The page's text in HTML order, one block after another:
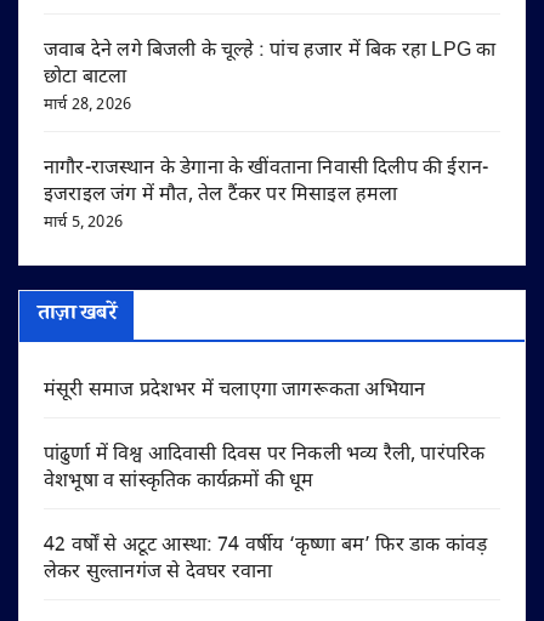
जवाब देने लगे बिजली के चूल्हे : पांच हजार में बिक रहा LPG का
छोटा बाटला
मार्च 28, 2026
नागौर-राजस्थान के डेगाना के खींवताना निवासी दिलीप की ईरान-
इजराइल जंग में मौत, तेल टैंकर पर मिसाइल हमला
मार्च 5, 2026
ताज़ा खबरें
मंसूरी समाज प्रदेशभर में चलाएगा जागरूकता अभियान
पांढुर्णा में विश्व आदिवासी दिवस पर निकली भव्य रैली, पारंपरिक
वेशभूषा व सांस्कृतिक कार्यक्रमों की धूम
42 वर्षों से अटूट आस्था: 74 वर्षीय ‘कृष्णा बम’ फिर डाक कांवड़
लेकर सुल्तानगंज से देवघर रवाना